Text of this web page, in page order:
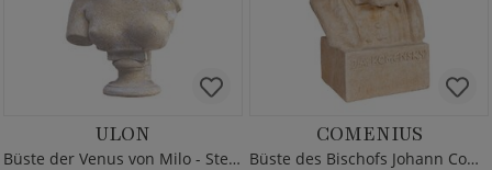
ULON
Büste der Venus von Milo - Steinguss
COMENIUS
Büste des Bischofs Johann Comenius